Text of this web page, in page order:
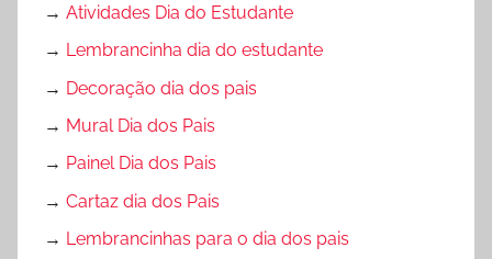
→ Atividades Dia do Estudante
→ Lembrancinha dia do estudante
→ Decoração dia dos pais
→ Mural Dia dos Pais
→ Painel Dia dos Pais
→ Cartaz dia dos Pais
→ Lembrancinhas para o dia dos pais